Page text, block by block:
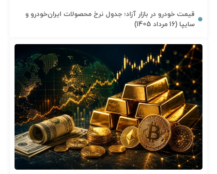
قیمت خودرو در بازار آزاد؛ جدول نرخ محصولات ایران‌خودرو و
سایپا (16 مرداد 1405)